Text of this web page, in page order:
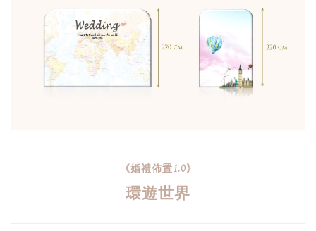
《婚禮佈置1.0》
環遊世界